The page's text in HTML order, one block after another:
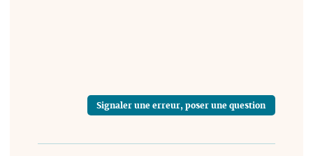
Signaler une erreur, poser une question